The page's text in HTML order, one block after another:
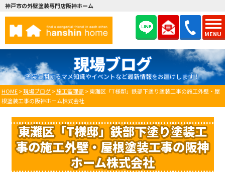
MENU
神戸市の外壁塗装専門店阪神ホーム
現場ブログ
塗装に関するマメ知識やイベントなど最新情報をお届けします！
HOME>現場ブログ>施工監理部 >東灘区「T様邸」鉄部下塗り塗装工事の施工外壁・屋
根塗装工事の阪神ホーム株式会社
東灘区「T様邸」鉄部下塗り塗装工
事の施工外壁・屋根塗装工事の阪神
ホーム株式会社